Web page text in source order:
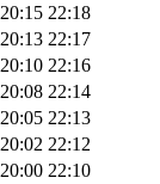
20:15 22:18
20:13 22:17
20:10 22:16
20:08 22:14
20:05 22:13
20:02 22:12
20:00 22:10